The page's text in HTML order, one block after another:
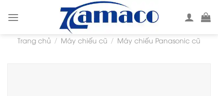
Trang chủ / Máy chiếu cũ / Máy chiếu Panasonic cũ